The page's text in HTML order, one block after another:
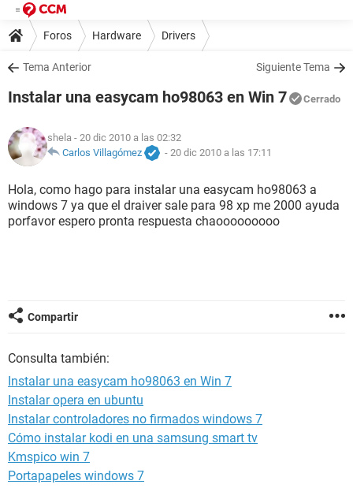
Foros Hardware Drivers
Tema Anterior Siguiente Tema
Instalar una easycam ho98063 en Win 7 Cerrado
shela - 20 dic 2010 a las 02:32
Carlos Villagómez
- 20 dic 2010 a las 17:11
Hola, como hago para instalar una easycam ho98063 a
windows 7 ya que el draiver sale para 98 xp me 2000 ayuda
porfavor espero pronta respuesta chaooooooooo
Compartir
Consulta también:
Instalar una easycam ho98063 en Win 7
Instalar opera en ubuntu
Instalar controladores no firmados windows 7
Cómo instalar kodi en una samsung smart tv
Kmspico win 7
Portapapeles windows 7